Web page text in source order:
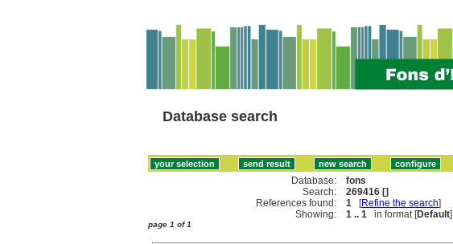
Database search
Database:
fons
Search:
269416 []
References found:
1 [Refine the search]
Showing:
1 .. 1 in format [Default]
page 1 of 1